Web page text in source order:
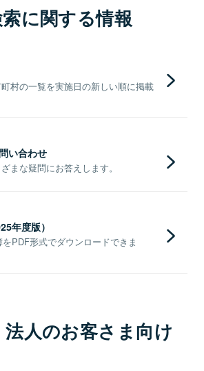
に関する情報
村の一覧を実施日の新しい順に掲載
い合わせ
まな疑問にお答えします。
年度版）
PDF形式でダウンロードできま
法人のお客さま向け